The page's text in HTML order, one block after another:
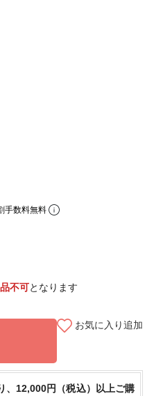
手数料無料
不可となります
お気に入り追加
、12,000円（税込）以上ご購